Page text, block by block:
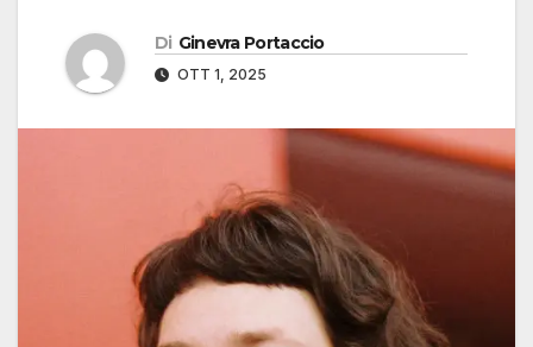
Di Ginevra Portaccio
OTT 1, 2025